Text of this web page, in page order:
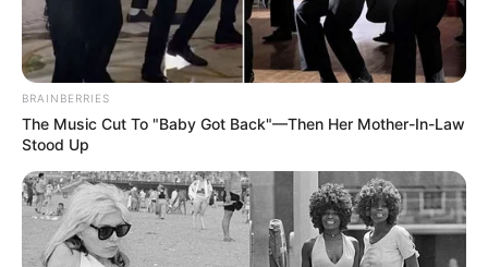
BRAINBERRIES
The Music Cut To "Baby Got Back"—Then Her Mother-In-Law
Stood Up